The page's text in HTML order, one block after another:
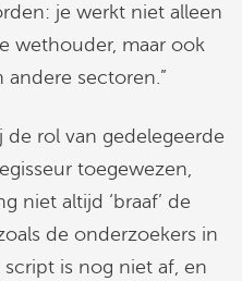
je werkt niet alleen
wethouder, maar ook
sectoren.”
rol van gedelegeerde
toegewezen,
niet altijd ‘braaf’ de
de onderzoekers in
is nog niet af, en